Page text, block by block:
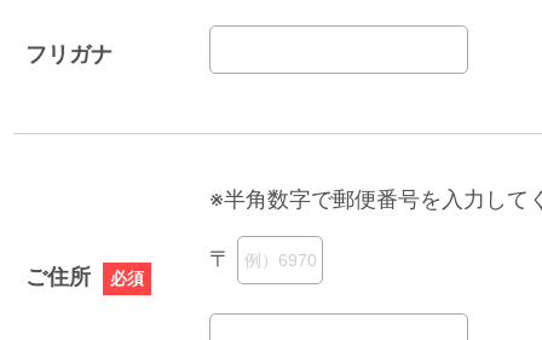
フリガナ
ご住所 必須
※半角数字で郵便番号を入力して
〒